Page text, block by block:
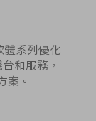
體系列優化
和服務，
案。